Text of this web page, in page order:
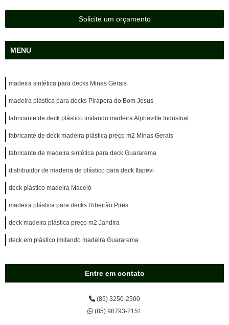
Solicite um orçamento
MENU
madeira sintética para decks Minas Gerais
madeira plástica para decks Pirapora do Bom Jesus
fabricante de deck plástico imitando madeira Alphaville Industrial
fabricante de deck madeira plástica preço m2 Minas Gerais
fabricante de madeira sintética para deck Guararema
distribuidor de madeira de plástico para deck Itapevi
deck plástico madeira Maceió
madeira plástica para decks Ribeirão Pires
deck madeira plástica preço m2 Jandira
deck em plástico imitando madeira Guararema
Entre em contato
(85) 3250-2500
(85) 98793-2151